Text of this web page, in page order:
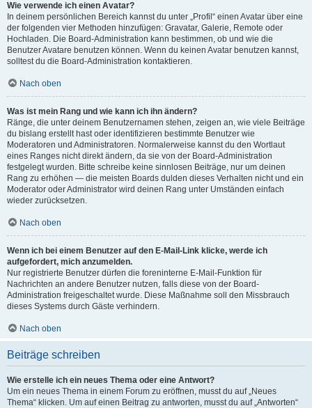
Wie verwende ich einen Avatar?
In deinem persönlichen Bereich kannst du unter „Profil“ einen Avatar über eine
der folgenden vier Methoden hinzufügen: Gravatar, Galerie, Remote oder
Hochladen. Die Board-Administration kann bestimmen, ob und wie die
Benutzer Avatare benutzen können. Wenn du keinen Avatar benutzen kannst,
solltest du die Board-Administration kontaktieren.
Nach oben
Was ist mein Rang und wie kann ich ihn ändern?
Ränge, die unter deinem Benutzernamen stehen, zeigen an, wie viele Beiträge
du bislang erstellt hast oder identifizieren bestimmte Benutzer wie
Moderatoren und Administratoren. Normalerweise kannst du den Wortlaut
eines Ranges nicht direkt ändern, da sie von der Board-Administration
festgelegt wurden. Bitte schreibe keine sinnlosen Beiträge, nur um deinen
Rang zu erhöhen — die meisten Boards dulden dieses Verhalten nicht und ein
Moderator oder Administrator wird deinen Rang unter Umständen einfach
wieder zurücksetzen.
Nach oben
Wenn ich bei einem Benutzer auf den E-Mail-Link klicke, werde ich
aufgefordert, mich anzumelden.
Nur registrierte Benutzer dürfen die foreninterne E-Mail-Funktion für
Nachrichten an andere Benutzer nutzen, falls diese von der Board-
Administration freigeschaltet wurde. Diese Maßnahme soll den Missbrauch
dieses Systems durch Gäste verhindern.
Nach oben
Beiträge schreiben
Wie erstelle ich ein neues Thema oder eine Antwort?
Um ein neues Thema in einem Forum zu eröffnen, musst du auf „Neues
Thema“ klicken. Um auf einen Beitrag zu antworten, musst du auf „Antworten“